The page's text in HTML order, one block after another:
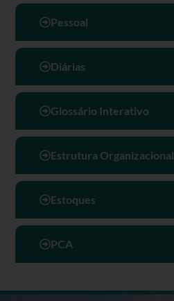
Pessoal
Diárias
Glossário Interativo
Estrutura Organizacional
Estoques
PCA